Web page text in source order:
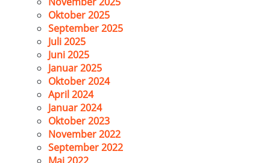
Oktober 2025
September 2025
Juli 2025
Juni 2025
Januar 2025
Oktober 2024
April 2024
Januar 2024
Oktober 2023
November 2022
September 2022